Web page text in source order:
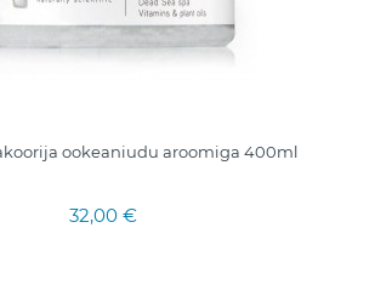
ookeaniudu aroomiga 400ml
32,00 €